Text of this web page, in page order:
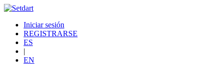
Iniciar sesión
REGISTRARSE
ES
|
EN